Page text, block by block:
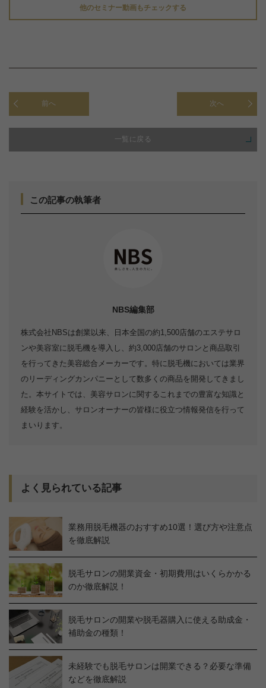
他のセミナー動画もチェックする
前へ 次へ
一覧に戻る
この記事の執筆者
NBS編集部
株式会社NBSは創業以来、日本全国の約1,500店舗のエステサロ
ンや美容室に脱毛機を導入し、約3,000店舗のサロンと商品取引
を行ってきた美容総合メーカーです。特に脱毛機においては業界
のリーディングカンパニーとして数多くの商品を開発してきまし
た。本サイトでは、美容サロンに関するこれまでの豊富な知識と
経験を活かし、サロンオーナーの皆様に役立つ情報発信を行って
まいります。
よく見られている記事
業務用脱毛機器のおすすめ10選！選び方や注意点
を徹底解説
脱毛サロンの開業資金・初期費用はいくらかかる
のか徹底解説！
脱毛サロンの開業や脱毛器購入に使える助成金・
補助金の種類！
未経験でも脱毛サロンは開業できる？必要な準備
などを徹底解説